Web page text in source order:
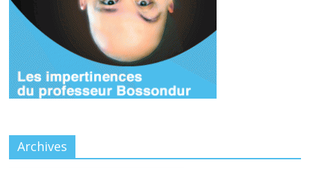
Archives